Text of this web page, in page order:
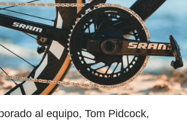
al equipo, Tom Pidcock,